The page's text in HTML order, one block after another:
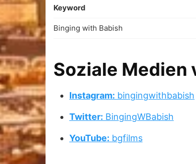
Keyword
Binging with Babish
Soziale Medien
Instagram: bingingwithbabish
Twitter: BingingWBabish
YouTube: bgfilms